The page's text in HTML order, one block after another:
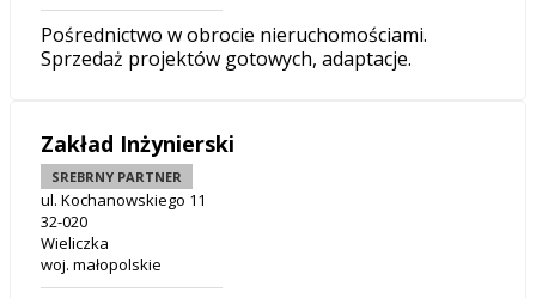
Pośrednictwo w obrocie nieruchomościami.
Sprzedaż projektów gotowych, adaptacje.
Zakład Inżynierski
SREBRNY PARTNER
ul. Kochanowskiego 11
32-020
Wieliczka
woj. małopolskie